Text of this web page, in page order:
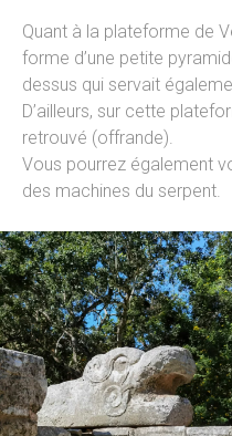
Quant à la plateforme de
forme d’une petite
dessus qui servait
D’ailleurs, sur cette
retrouvé (offrande).
Vous pourrez également
des machines du serpent.